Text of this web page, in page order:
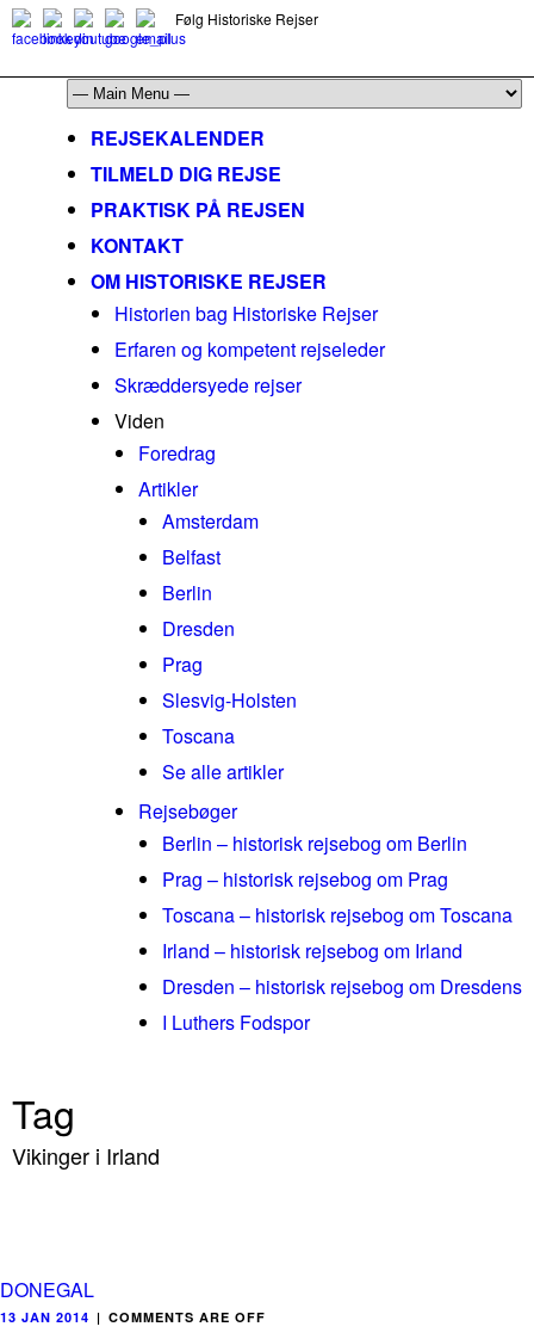
Følg Historiske Rejser
REJSEKALENDER
TILMELD DIG REJSE
PRAKTISK PÅ REJSEN
KONTAKT
OM HISTORISKE REJSER
Historien bag Historiske Rejser
Erfaren og kompetent rejseleder
Skræddersyede rejser
Viden
Foredrag
Artikler
Amsterdam
Belfast
Berlin
Dresden
Prag
Slesvig-Holsten
Toscana
Se alle artikler
Rejsebøger
Berlin – historisk rejsebog om Berlin
Prag – historisk rejsebog om Prag
Toscana – historisk rejsebog om Toscana
Irland – historisk rejsebog om Irland
Dresden – historisk rejsebog om Dresdens
I Luthers Fodspor
Tag
Vikinger i Irland
DONEGAL
13 JAN 2014 | COMMENTS ARE OFF